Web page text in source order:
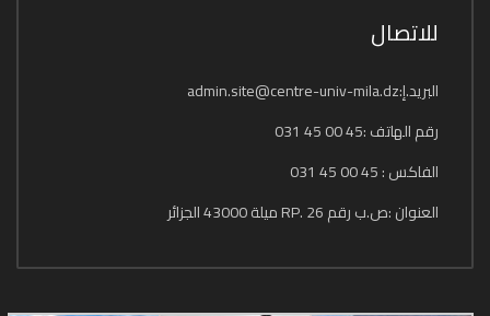
للاتصال
البريد.إ:admin.site@centre-univ-mila.dz
رقم الهاتف :45 00 45 031
الفاكس : 45 00 45 031
العنوان :ص.ب رقم 26 .RP ميلة 43000 الجزائر